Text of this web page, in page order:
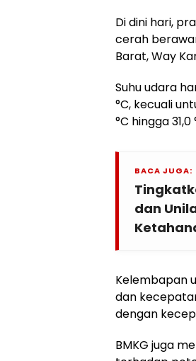
Di dini hari,
cerah
Barat, Way
Suhu udara
°C, kecuali
°C hingga 31,0
BACA JUGA:
dan
Kelembapan
dan
dengan
BMKG juga